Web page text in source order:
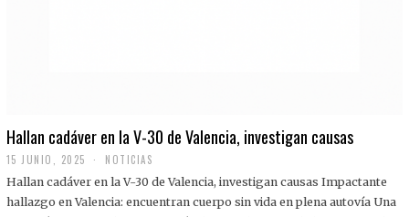
Hallan cadáver en la V-30 de Valencia, investigan causas
15 JUNIO, 2025 NOTICIAS
Hallan cadáver en la V-30 de Valencia, investigan causas Impactante
hallazgo en Valencia: encuentran cuerpo sin vida en plena autovía Una